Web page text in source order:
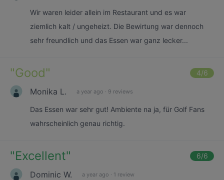
Wir waren leider allein im Restaurant und es war
ziemlich kalt / ungeheizt. Die Bewirtung war dennoch
sehr freundlich und das Essen war ganz lecker...
"Good" 4/6
Monika L. a year ago · 9 reviews
Das Essen war sehr gut! Ambiente na ja, für Golf Fans
wahrscheinlich genau richtig.
"Excellent" 6/6
Dominic W. a year ago · 1 review